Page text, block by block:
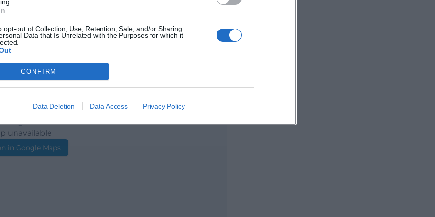
opt-out of Collection, Use, Retention, Sale, and/or Sharing
Data that Is Unrelated with the Purposes for which it
CONFIRM
Data Deletion Data Access Privacy Policy
und Wohnen
unavailable
in Google Maps